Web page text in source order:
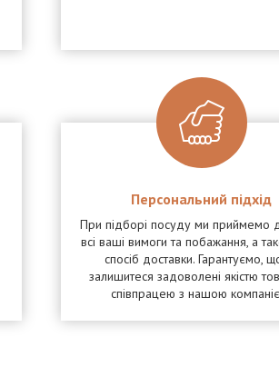
Персональний підхід
При підборі посуду ми приймемо
всі ваші вимоги та побажання, а
спосіб доставки. Гарантуємо,
залишитеся задоволені якістю
співпрацею з нашою